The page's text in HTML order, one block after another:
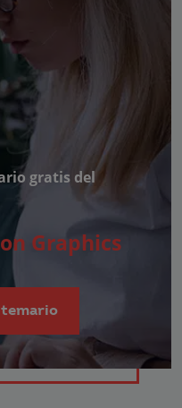
gratis del
Graphics
temario